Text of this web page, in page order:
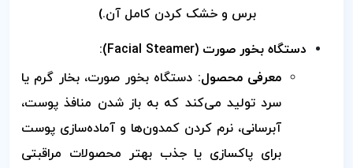
برس و خشک کردن کامل آن.)
دستگاه بخور صورت (Facial Steamer):
معرفی محصول: دستگاه بخور صورت، بخار گرم یا
سرد تولید می‌کند که به باز شدن منافذ پوست،
آبرسانی، نرم کردن کمدون‌ها و آماده‌سازی پوست
برای پاکسازی یا جذب بهتر محصولات مراقبتی